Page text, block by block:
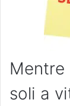
Mentre
soli a